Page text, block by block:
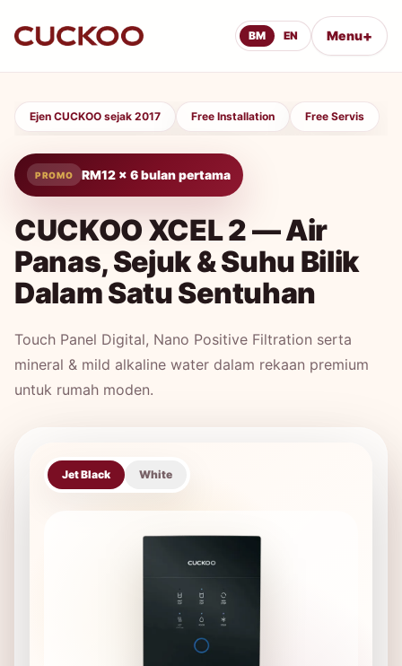
BM EN Menu+
Ejen CUCKOO sejak 2017 Free Installation Free Servis
RM12 x 6 bulan pertama
CUCKOO XCEL 2 — Air
Panas, Sejuk & Suhu Bilik
Dalam Satu Sentuhan
Touch Panel Digital, Nano Positive Filtration serta
mineral & mild alkaline water dalam rekaan premium
untuk rumah moden.
Jet Black White